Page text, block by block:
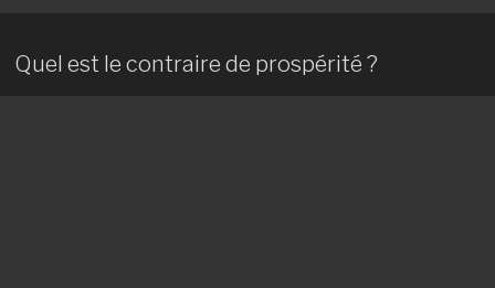
Quel est le contraire de prospérité ?